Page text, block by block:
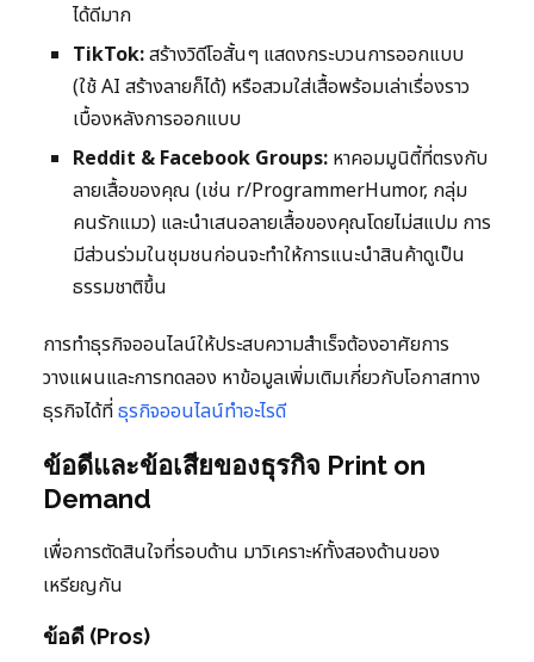
ได้ดีมาก
TikTok:สร้างวิดีโอสั้นๆ แสดงกระบวนการออกแบบ
(ใช้ AI สร้างลายก็ได้) หรือสวมใส่เสื้อพร้อมเล่าเรื่องราว
เบื้องหลังการออกแบบ
Reddit & Facebook Groups: หาคอมมูนิตี้ที่ตรงกับ
ลายเสื้อของคุณ (เช่น r/ProgrammerHumor, กลุ่ม
คนรักแมว) และนำเสนอลายเสื้อของคุณโดยไม่สแปม การ
มีส่วนร่วมในชุมชนก่อนจะทำให้การแนะนำสินค้าดูเป็น
ธรรมชาติขึ้น
การทำธุรกิจออนไลน์ให้ประสบความสำเร็จต้องอาศัยการ
วางแผนและการทดลอง หาข้อมูลเพิ่มเติมเกี่ยวกับโอกาสทาง
ธุรกิจได้ที่ธุรกิจออนไลน์ทำอะไรดี
ข้อดีและข้อเสียของธุรกิจ Print on
Demand
เพื่อการตัดสินใจที่รอบด้าน มาวิเคราะห์ทั้งสองด้านของ
เหรียญกัน
ข้อดี (Pros)